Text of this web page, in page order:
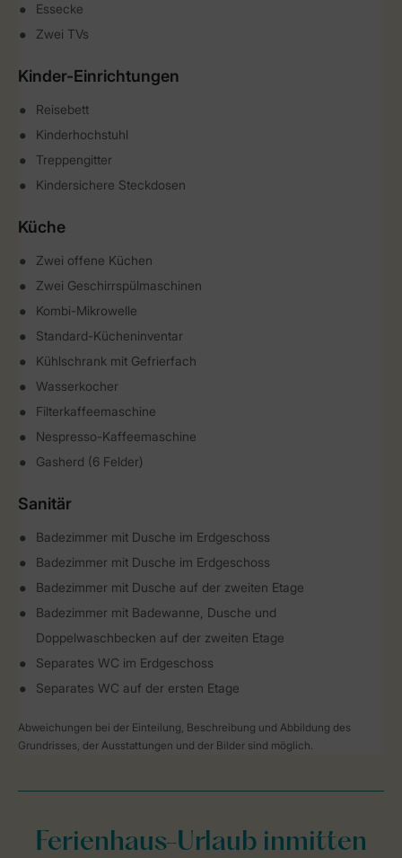
Essecke
Zwei TVs
Kinder-Einrichtungen
Reisebett
Kinderhochstuhl
Treppengitter
Kindersichere Steckdosen
Küche
Zwei offene Küchen
Zwei Geschirrspülmaschinen
Kombi-Mikrowelle
Standard-Kücheninventar
Kühlschrank mit Gefrierfach
Wasserkocher
Filterkaffeemaschine
Nespresso-Kaffeemaschine
Gasherd (6 Felder)
Sanitär
Badezimmer mit Dusche im Erdgeschoss
Badezimmer mit Dusche im Erdgeschoss
Badezimmer mit Dusche auf der zweiten Etage
Badezimmer mit Badewanne, Dusche und
Doppelwaschbecken auf der zweiten Etage
Separates WC im Erdgeschoss
Separates WC auf der ersten Etage
Abweichungen bei der Einteilung, Beschreibung und Abbildung des
Grundrisses, der Ausstattungen und der Bilder sind möglich.
Ferienhaus-Urlaub inmitten